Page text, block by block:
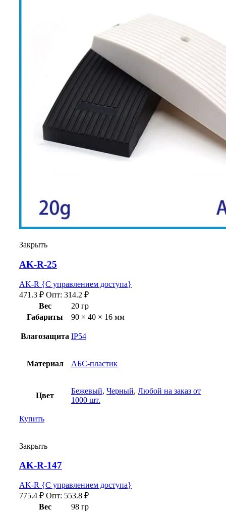
Закрыть
AK-R-25
AK-R {С управлением доступа}
471.3 ₽ Опт: 314.2 ₽
Вес
20 гр
Габариты
90 × 40 × 16 мм
Влагозащита IP54
Материал АБС-пластик
Цвет
Бежевый, Черный, Любой на заказ от
1000 шт.
Купить
Закрыть
AK-R-147
AK-R {С управлением доступа}
775.4 ₽ Опт: 553.8 ₽
Вес
98 гр